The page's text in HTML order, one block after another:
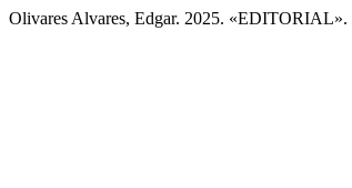
Olivares Alvares, Edgar. 2025. «EDITORIAL».